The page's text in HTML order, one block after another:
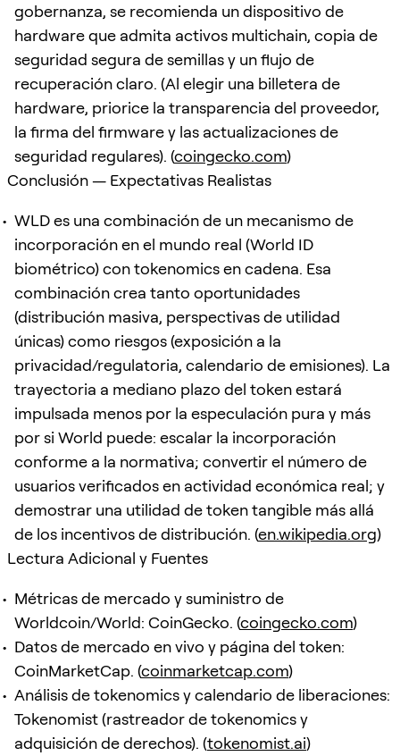
gobernanza, se recomienda un dispositivo de
hardware que admita activos multichain, copia de
seguridad segura de semillas y un flujo de
recuperación claro. (Al elegir una billetera de
hardware, priorice la transparencia del proveedor,
la firma del firmware y las actualizaciones de
seguridad regulares). (coingecko.com)
Conclusión — Expectativas Realistas
WLD es una combinación de un mecanismo de
incorporación en el mundo real (World ID
biométrico) con tokenomics en cadena. Esa
combinación crea tanto oportunidades
(distribución masiva, perspectivas de utilidad
únicas) como riesgos (exposición a la
privacidad/regulatoria, calendario de emisiones). La
trayectoria a mediano plazo del token estará
impulsada menos por la especulación pura y más
por si World puede: escalar la incorporación
conforme a la normativa; convertir el número de
usuarios verificados en actividad económica real; y
demostrar una utilidad de token tangible más allá
de los incentivos de distribución. (en.wikipedia.org)
Lectura Adicional y Fuentes
Métricas de mercado y suministro de
Worldcoin/World: CoinGecko. (coingecko.com)
Datos de mercado en vivo y página del token:
CoinMarketCap. (coinmarketcap.com)
Análisis de tokenomics y calendario de liberaciones:
Tokenomist (rastreador de tokenomics y
adquisición de derechos). (tokenomist.ai)